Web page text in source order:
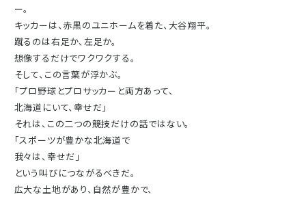
ー。
キッカーは、赤黒のユニホームを着た、大谷翔平。
蹴るのは右足か、左足か。
想像するだけでワクワクする。
そして、この言葉が浮かぶ。
「プロ野球とプロサッカーと両方あって、
北海道にいて、幸せだ」
それは、この二つの競技だけの話ではない。
「スポーツが豊かな北海道で
我々は、幸せだ」
という叫びにつながるべきだ。
広大な土地があり、自然が豊かで、